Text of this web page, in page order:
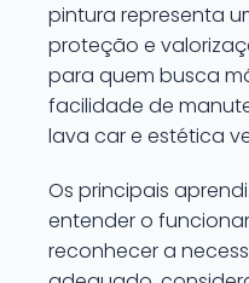
pintura representa
proteção e
para quem busca
facilidade de
lava car e estética
Os principais
entender o
reconhecer a